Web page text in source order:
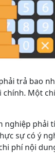
trả bao
Một
nghiệp
sự có ý
phí nội